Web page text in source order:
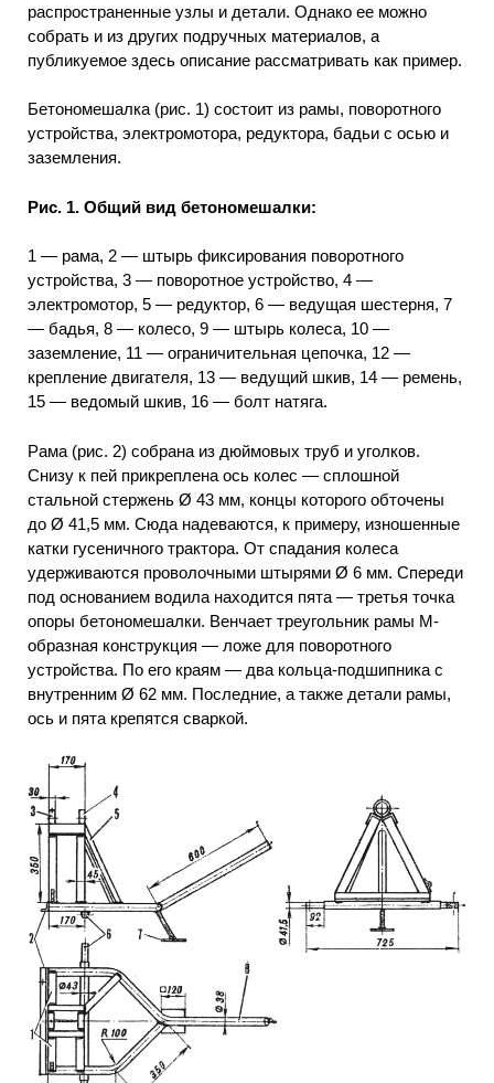
распространенные узлы и детали. Однако ее можно
собрать и из других подручных материалов, а
публикуемое здесь описание рассматривать как пример.
Бетономешалка (рис. 1) состоит из рамы, поворотного
устройства, электромотора, редуктора, бадьи с осью и
заземления.
Рис. 1. Общий вид бетономешалки:
1 — рама, 2 — штырь фиксирования поворотного
устройства, 3 — поворотное устройство, 4 —
электромотор, 5 — редуктор, 6 — ведущая шестерня, 7
— бадья, 8 — колесо, 9 — штырь колеса, 10 —
заземление, 11 — ограничительная цепочка, 12 —
крепление двигателя, 13 — ведущий шкив, 14 — ремень,
15 — ведомый шкив, 16 — болт натяга.
Рама (рис. 2) собрана из дюймовых труб и уголков.
Снизу к пей прикреплена ось колес — сплошной
стальной стержень Ø 43 мм, концы которого обточены
до Ø 41,5 мм. Сюда надеваются, к примеру, изношенные
катки гусеничного трактора. От спадания колеса
удерживаются проволочными штырями Ø 6 мм. Спереди
под основанием водила находится пята — третья точка
опоры бетономешалки. Венчает треугольник рамы М-
образная конструкция — ложе для поворотного
устройства. По его краям — два кольца-подшипника с
внутренним Ø 62 мм. Последние, а также детали рамы,
ось и пята крепятся сваркой.